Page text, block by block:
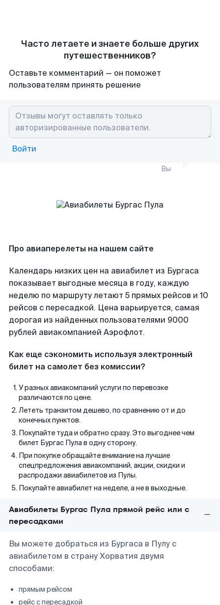
Часто летаете и знаете больше других
путешественников?
Оставьте комментарий — он поможет
пользователям принять решение
Войти
Вы
Про авиаперелеты на нашем сайте
Календарь низких цен на авиабилет из Бургаса
показывает выгодные месяца в году, каждую
неделю по маршруту летают 5 прямых рейсов и 10
рейсов с пересадкой. Цена варьируется, самая
дорогая из найденных пользователями 9000
рублей авиакомпанией Аэрофлот.
Как еще сэкономить используя электронный
билет на самолет без комиссии?
У разных авиакомпаний услуги по перевозке
различаются по цене.
Лететь транзитом дешево, по сравнению от и до
конечных пунктов.
Покупайте туда и обратно сразу. Это выгоднее чем
билет Бургас Пула в одну сторону.
При покупке обращайте внимание на лучшие
спецпредложения авиакомпаний, акции, скидки и
распродажи авиабилетов из Пулы.
Покупайте авиабилет на неделе, а не в выходные.
Авиабилеты Бургас Пула прямой рейс или с
пересадками
Вы можете добраться из Бургаса в Пулу с
авиабилетом в страну Хорватия двумя
способами:
прямым рейсом
рейс с пересадкой